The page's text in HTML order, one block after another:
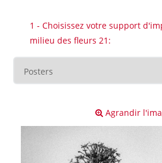
1 - Choisissez votre support
milieu des fleurs 21:
Agrandir